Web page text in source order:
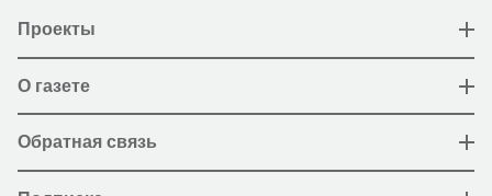
Проекты
О газете
Обратная связь